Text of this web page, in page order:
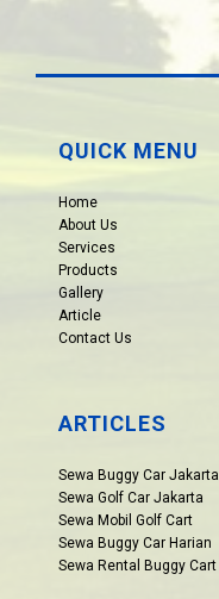
QUICK MENU
Home
About Us
Services
Products
Gallery
Article
Contact Us
ARTICLES
Sewa Buggy Car Jakarta
Sewa Golf Car Jakarta
Sewa Mobil Golf Cart
Sewa Buggy Car Harian
Sewa Rental Buggy Cart